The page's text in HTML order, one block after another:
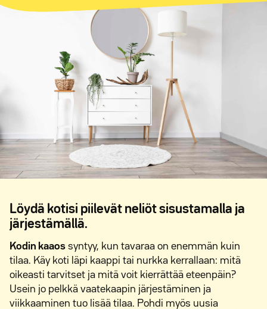
Löydä kotisi piilevät neliöt sisustamalla ja
järjestämällä.
Kodin kaaos syntyy, kun tavaraa on enemmän kuin
tilaa. Käy koti läpi kaappi tai nurkka kerrallaan: mitä
oikeasti tarvitset ja mitä voit kierrättää eteenpäin?
Usein jo pelkkä vaatekaapin järjestäminen ja
viikkaaminen tuo lisää tilaa. Pohdi myös uusia